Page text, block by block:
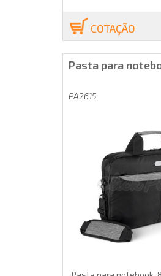
COTAÇÃO
Pasta para
PA2615